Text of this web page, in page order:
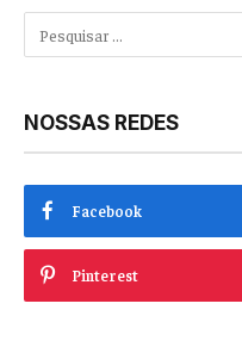
NOSSAS REDES
Facebook
Pinterest